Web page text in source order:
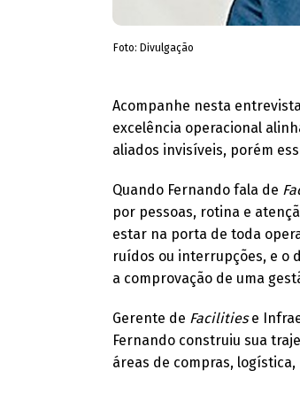
Foto: Divulgação
Acompanhe nesta
excelência operacional
aliados invisíveis, porém
Quando Fernando fala de
por pessoas, rotina e
estar na porta de toda
ruídos ou interrupções, e o
a comprovação de uma
Gerente de Facilitiese
Fernando construiu sua
áreas de compras,